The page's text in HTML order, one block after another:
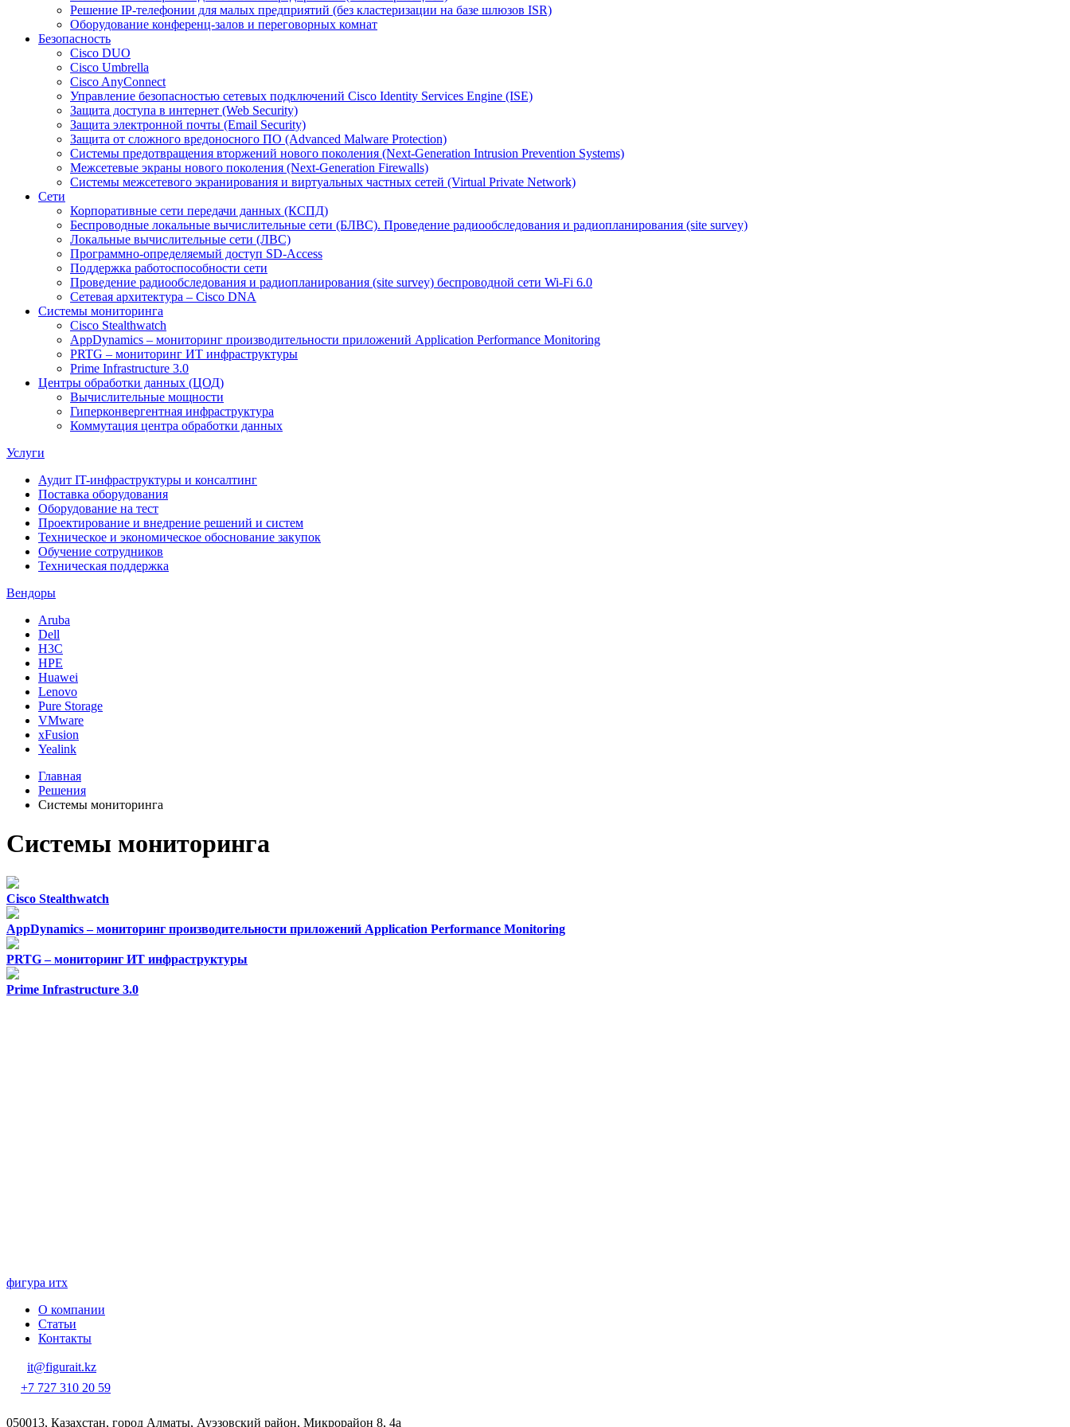
Решение IP-телефонии для малых предприятий (без кластеризации на базе шлюзов ISR)
Оборудование конференц-залов и переговорных комнат
Безопасность
Cisco DUO
Cisco Umbrella
Cisco AnyConnect
Управление безопасностью сетевых подключений Cisco Identity Services Engine (ISE)
Защита доступа в интернет (Web Security)
Защита электронной почты (Email Security)
Защита от сложного вредоносного ПО (Advanced Malware Protection)
Системы предотвращения вторжений нового поколения (Next-Generation Intrusion Prevention Systems)
Межсетевые экраны нового поколения (Next-Generation Firewalls)
Системы межсетевого экранирования и виртуальных частных сетей (Virtual Private Network)
Сети
Корпоративные сети передачи данных (КСПД)
Беспроводные локальные вычислительные сети (БЛВС). Проведение радиообследования и радиопланирования (site survey)
Локальные вычислительные сети (ЛВС)
Программно-определяемый доступ SD-Access
Поддержка работоспособности сети
Проведение радиообследования и радиопланирования (site survey) беспроводной сети Wi-Fi 6.0
Сетевая архитектура – Cisco DNA
Системы мониторинга
Cisco Stealthwatch
AppDynamics – мониторинг производительности приложений Application Performance Monitoring
PRTG – мониторинг ИТ инфраструктуры
Prime Infrastructure 3.0
Центры обработки данных (ЦОД)
Вычислительные мощности
Гиперконвергентная инфраструктура
Коммутация центра обработки данных
Услуги
Аудит IT-инфраструктуры и консалтинг
Поставка оборудования
Оборудование на тест
Проектирование и внедрение решений и систем
Техническое и экономическое обоснование закупок
Обучение сотрудников
Техническая поддержка
Вендоры
Aruba
Dell
H3C
HPE
Huawei
Lenovo
Pure Storage
VMware
xFusion
Yealink
Главная
Решения
Системы мониторинга
Системы мониторинга
Cisco Stealthwatch
AppDynamics – мониторинг производительности приложений Application Performance Monitoring
PRTG – мониторинг ИТ инфраструктуры
Prime Infrastructure 3.0
фигура итx
О компании
Статьи
Контакты
it@figurait.kz
+7 727 310 20 59
050013, Казахстан, город Алматы, Ауэзовский район, Микрорайон 8, 4а